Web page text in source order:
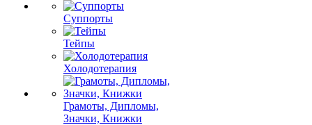
Суппорты
Тейпы
Холодотерапия
Грамоты, Дипломы,
Значки, Книжки